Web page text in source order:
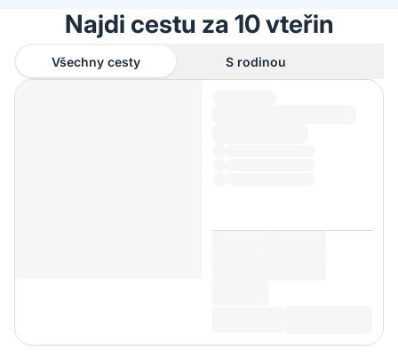
Najdi cestu za 10 vteřin
Všechny cesty S rodinou